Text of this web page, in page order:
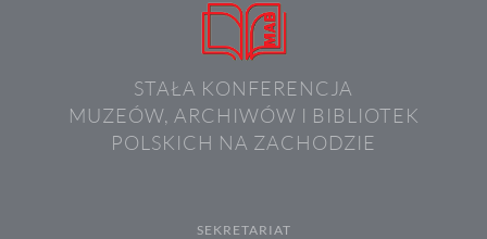
STAŁA KONFERENCJA
MUZEÓW, ARCHIWÓW I BIBLIOTEK
POLSKICH NA ZACHODZIE
SEKRETARIAT